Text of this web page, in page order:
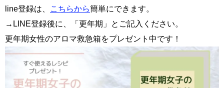
line登録は、 こちらから簡単にできます。
→LINE登録後に、「更年期」とご記入ください。
更年期女性のアロマ救急箱をプレゼント中です！